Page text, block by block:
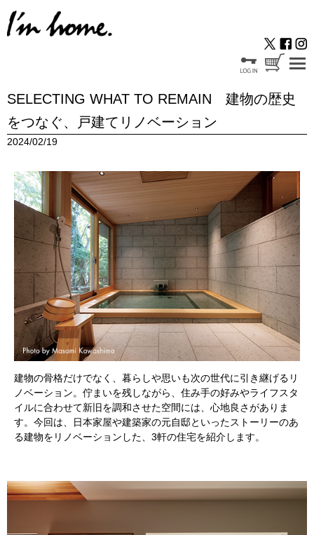
SELECTING WHAT TO REMAIN 建物の歴史
をつなぐ、戸建てリノベーション
2024/02/19
建物の骨格だけでなく、暮らしや思いも次の世代に引き継げるリ
ノベーション。佇まいを残しながら、住み手の好みやライフスタ
イルに合わせて新旧を調和させた空間には、心地良さがありま
す。今回は、日本家屋や建築家の元自邸といったストーリーのあ
る建物をリノベーションした、3軒の住宅を紹介します。